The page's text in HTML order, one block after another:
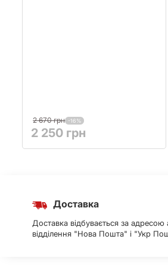
2 670 грн -16%
2 250 грн
Доставка
Доставка відбувається за адресою
відділення "Нова Пошта" і "Укр